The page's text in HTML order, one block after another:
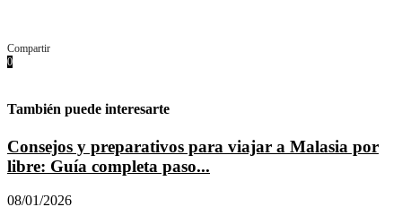
Compartir
0
También puede interesarte
Consejos y preparativos para viajar a Malasia por
libre: Guía completa paso...
08/01/2026